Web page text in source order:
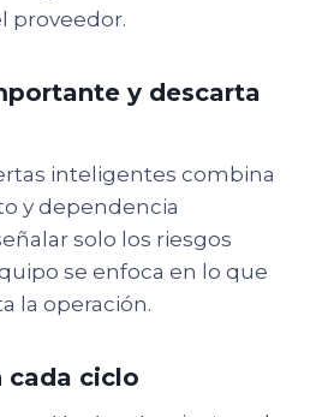
proveedor.
y descarta
inteligentes combina
y dependencia
solo los riesgos
se enfoca en lo que
la operación.
cada ciclo